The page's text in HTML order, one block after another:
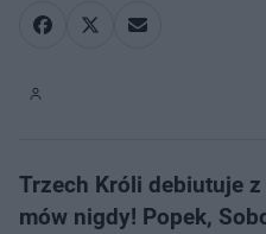
Trzech Króli debiutuje
mów nigdy! Popek,